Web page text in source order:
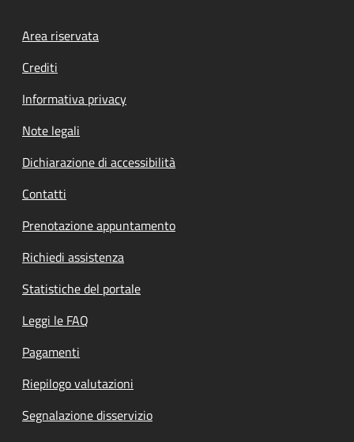
Footer menu
Area riservata
Crediti
Informativa privacy
Note legali
Dichiarazione di accessibilità
Contatti
Prenotazione appuntamento
Richiedi assistenza
Statistiche del portale
Leggi le FAQ
Pagamenti
Riepilogo valutazioni
Segnalazione disservizio